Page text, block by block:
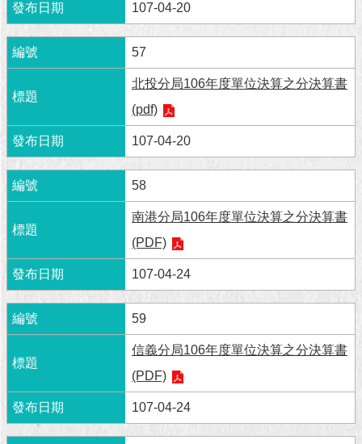
聯
絡
我
們
情
統
1999）
107-04-20
57
北投分局106年度單位決算之分決算書
(pdf)
107-04-20
58
南港分局106年度單位決算之分決算書
(PDF)
107-04-24
59
信義分局106年度單位決算之分決算書
(PDF)
107-04-24